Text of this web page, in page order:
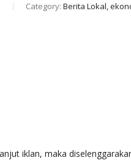
Category: Berita Lokal,
iklan, maka